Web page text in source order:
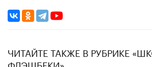
ЧИТАЙТЕ ТАКЖЕ В РУБРИКЕ
ФЛЭШБЕКИ»